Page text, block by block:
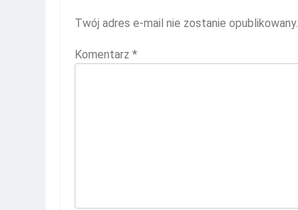
Twój adres e-mail nie zostanie opublikowany.
Komentarz *